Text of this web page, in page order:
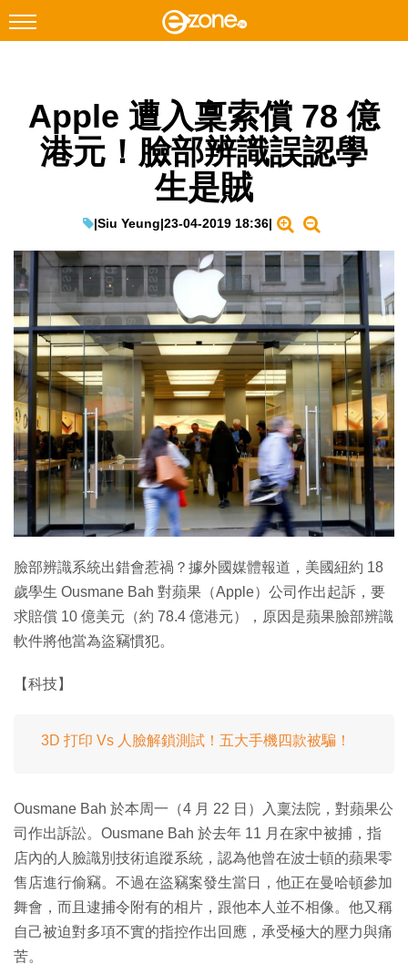
Facebook Instagram
科技焦點
教學評測
EduTech
IT Times
生成式AI與雲端應用
Enterprise Digital Transformation
特集
Apple 遭入稟索償 78 億
港元！臉部辨識誤認學
生是賊
|Siu Yeung|23-04-2019 18:36|
臉部辨識系統出錯會惹禍？據外國媒體報道，美國紐約 18
歲學生 Ousmane Bah 對蘋果（Apple）公司作出起訴，要
求賠償 10 億美元（約 78.4 億港元），原因是蘋果臉部辨識
軟件將他當為盜竊慣犯。
【科技】
3D 打印 Vs 人臉解鎖測試！五大手機四款被騙！
Ousmane Bah 於本周一（4 月 22 日）入稟法院，對蘋果公
司作出訴訟。Ousmane Bah 於去年 11 月在家中被捕，指
店內的人臉識別技術追蹤系統，認為他曾在波士頓的蘋果零
售店進行偷竊。不過在盜竊案發生當日，他正在曼哈頓參加
舞會，而且逮捕令附有的相片，跟他本人並不相像。他又稱
自己被迫對多項不實的指控作出回應，承受極大的壓力與痛
苦。